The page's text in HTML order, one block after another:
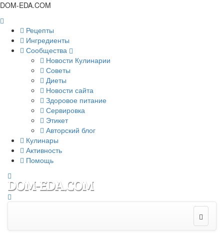
DOM-EDA.COM
Рецепты
Ингредиенты
Сообщества
Новости Кулинарии
Советы
Диеты
Новости сайта
Здоровое питание
Сервировка
Этикет
Авторский блог
Кулинары
Активность
Помощь